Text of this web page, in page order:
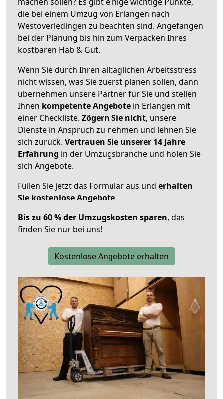
die bei einem Umzug von Erlangen nach
Westoverledingen zu beachten sind. Angefangen
bei der Planung bis hin zum Verpacken Ihres
kostbaren Hab & Gut.
Wenn Sie durch Ihren alltäglichen Arbeitsstress
nicht wissen, was Sie zuerst planen sollen, dann
übernehmen unsere Partner für Sie und stellen
Ihnen kompetente Angebote in Erlangen mit
einer Checkliste. Zögern Sie nicht, unsere
Dienste in Anspruch zu nehmen und lehnen Sie
sich zurück. Vertrauen Sie unserer 14 Jahre
Erfahrung in der Umzugsbranche und holen Sie
sich Angebote.
Füllen Sie jetzt das Formular aus und erhalten
Sie kostenlose Angebote.
Bis zu 60 % der Umzugskosten sparen, das
finden Sie nur bei uns!
Kostenlose Angebote erhalten